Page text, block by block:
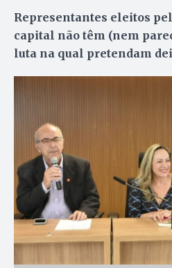
Representantes eleitos
capital não têm (nem
luta na qual pretendam